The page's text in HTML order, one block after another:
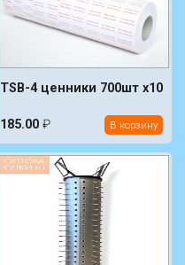
TSB-4 ценники 700шт х10
185.00 ₽ В корзину